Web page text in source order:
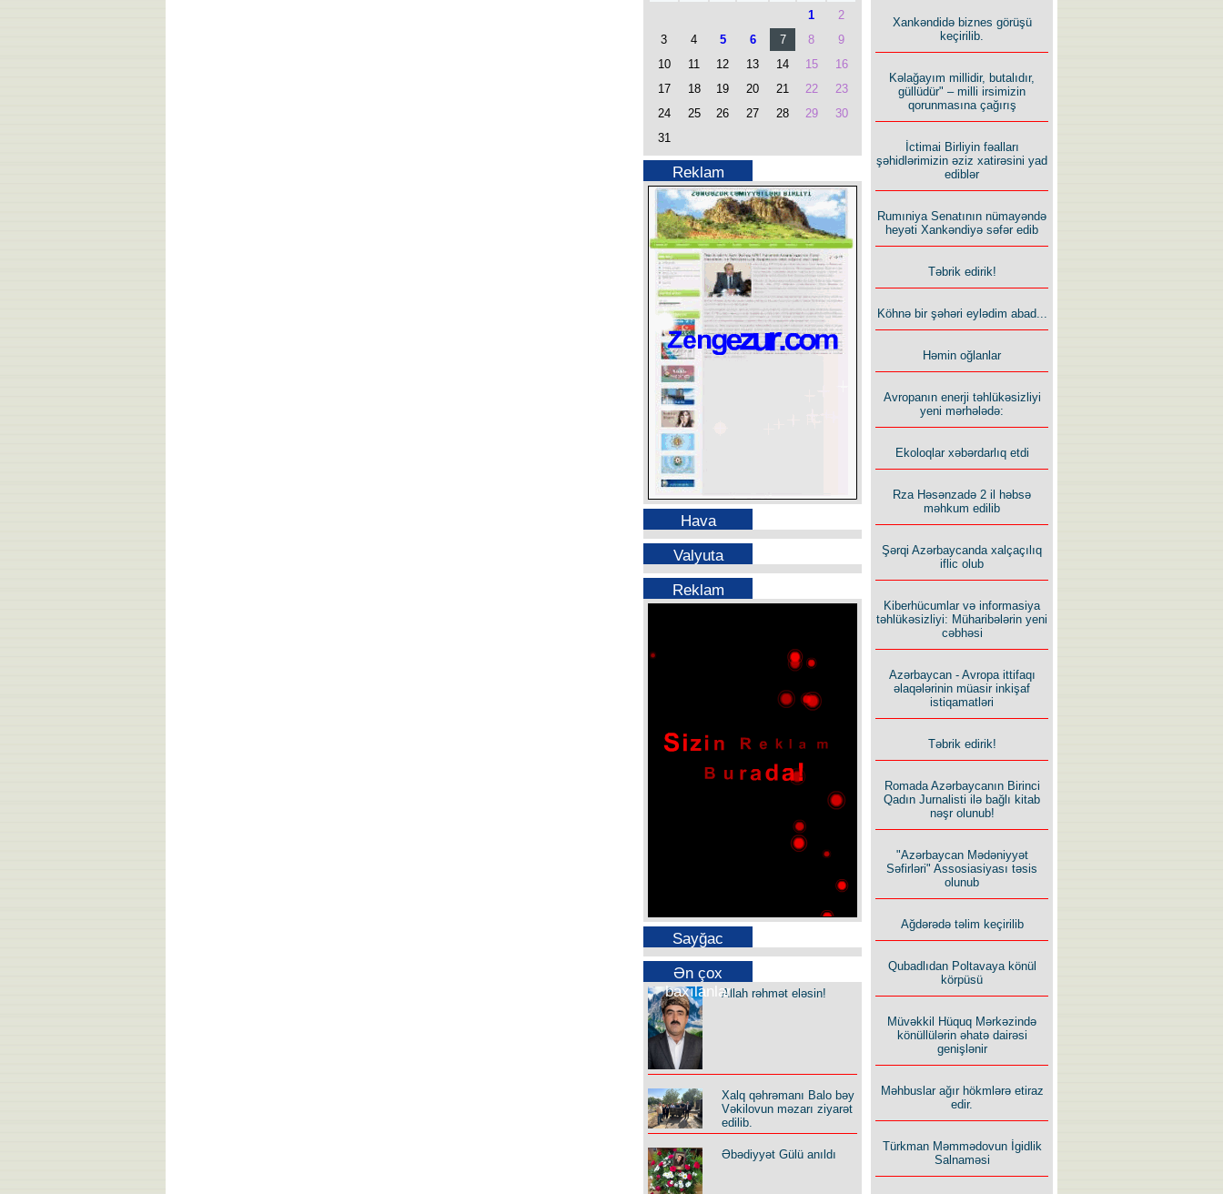
1
2
3
4 5 6 7 8
9
10
11 12 13 14 15
16
17
18 19 20 21 22
23
24
25 26 27 28 29
30
31
Reklam
Hava
Valyuta
Reklam
Sayğac
Ən çox
baxılanlarAllah rəhmət eləsin!
Xalq qəhrəmanı Balo bəy
Vəkilovun məzarı ziyarət
edilib.
Əbədiyyət Gülü anıldı
Xankəndidə biznes görüşü
keçirilib.
Kəlağayım millidir, butalıdır,
güllüdür" – milli irsimizin
qorunmasına çağırış
İctimai Birliyin fəalları
şəhidlərimizin əziz xatirəsini yad
ediblər
Rumıniya Senatının nümayəndə
heyəti Xankəndiyə səfər edib
Təbrik edirik!
Köhnə bir şəhəri eylədim abad...
Həmin oğlanlar
Avropanın enerji təhlükəsizliyi
yeni mərhələdə:
Ekoloqlar xəbərdarlıq etdi
Rza Həsənzadə 2 il həbsə
məhkum edilib
Şərqi Azərbaycanda xalçaçılıq
iflic olub
Kiberhücumlar və informasiya
təhlükəsizliyi: Müharibələrin yeni
cəbhəsi
Azərbaycan - Avropa ittifaqı
əlaqələrinin müasir inkişaf
istiqamatləri
Təbrik edirik!
Romada Azərbaycanın Birinci
Qadın Jurnalisti ilə bağlı kitab
nəşr olunub!
"Azərbaycan Mədəniyyət
Səfirləri" Assosiasiyası təsis
olunub
Ağdərədə təlim keçirilib
Qubadlıdan Poltavaya könül
körpüsü
Müvəkkil Hüquq Mərkəzində
könüllülərin əhatə dairəsi
genişlənir
Məhbuslar ağır hökmlərə etiraz
edir.
Türkman Məmmədovun İgidlik
Salnaməsi